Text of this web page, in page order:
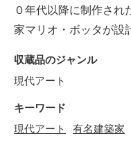
０年代以降に制作され
家マリオ・ボッタが設
収蔵品のジャンル
現代アート
キーワード
現代アート
有名建築家